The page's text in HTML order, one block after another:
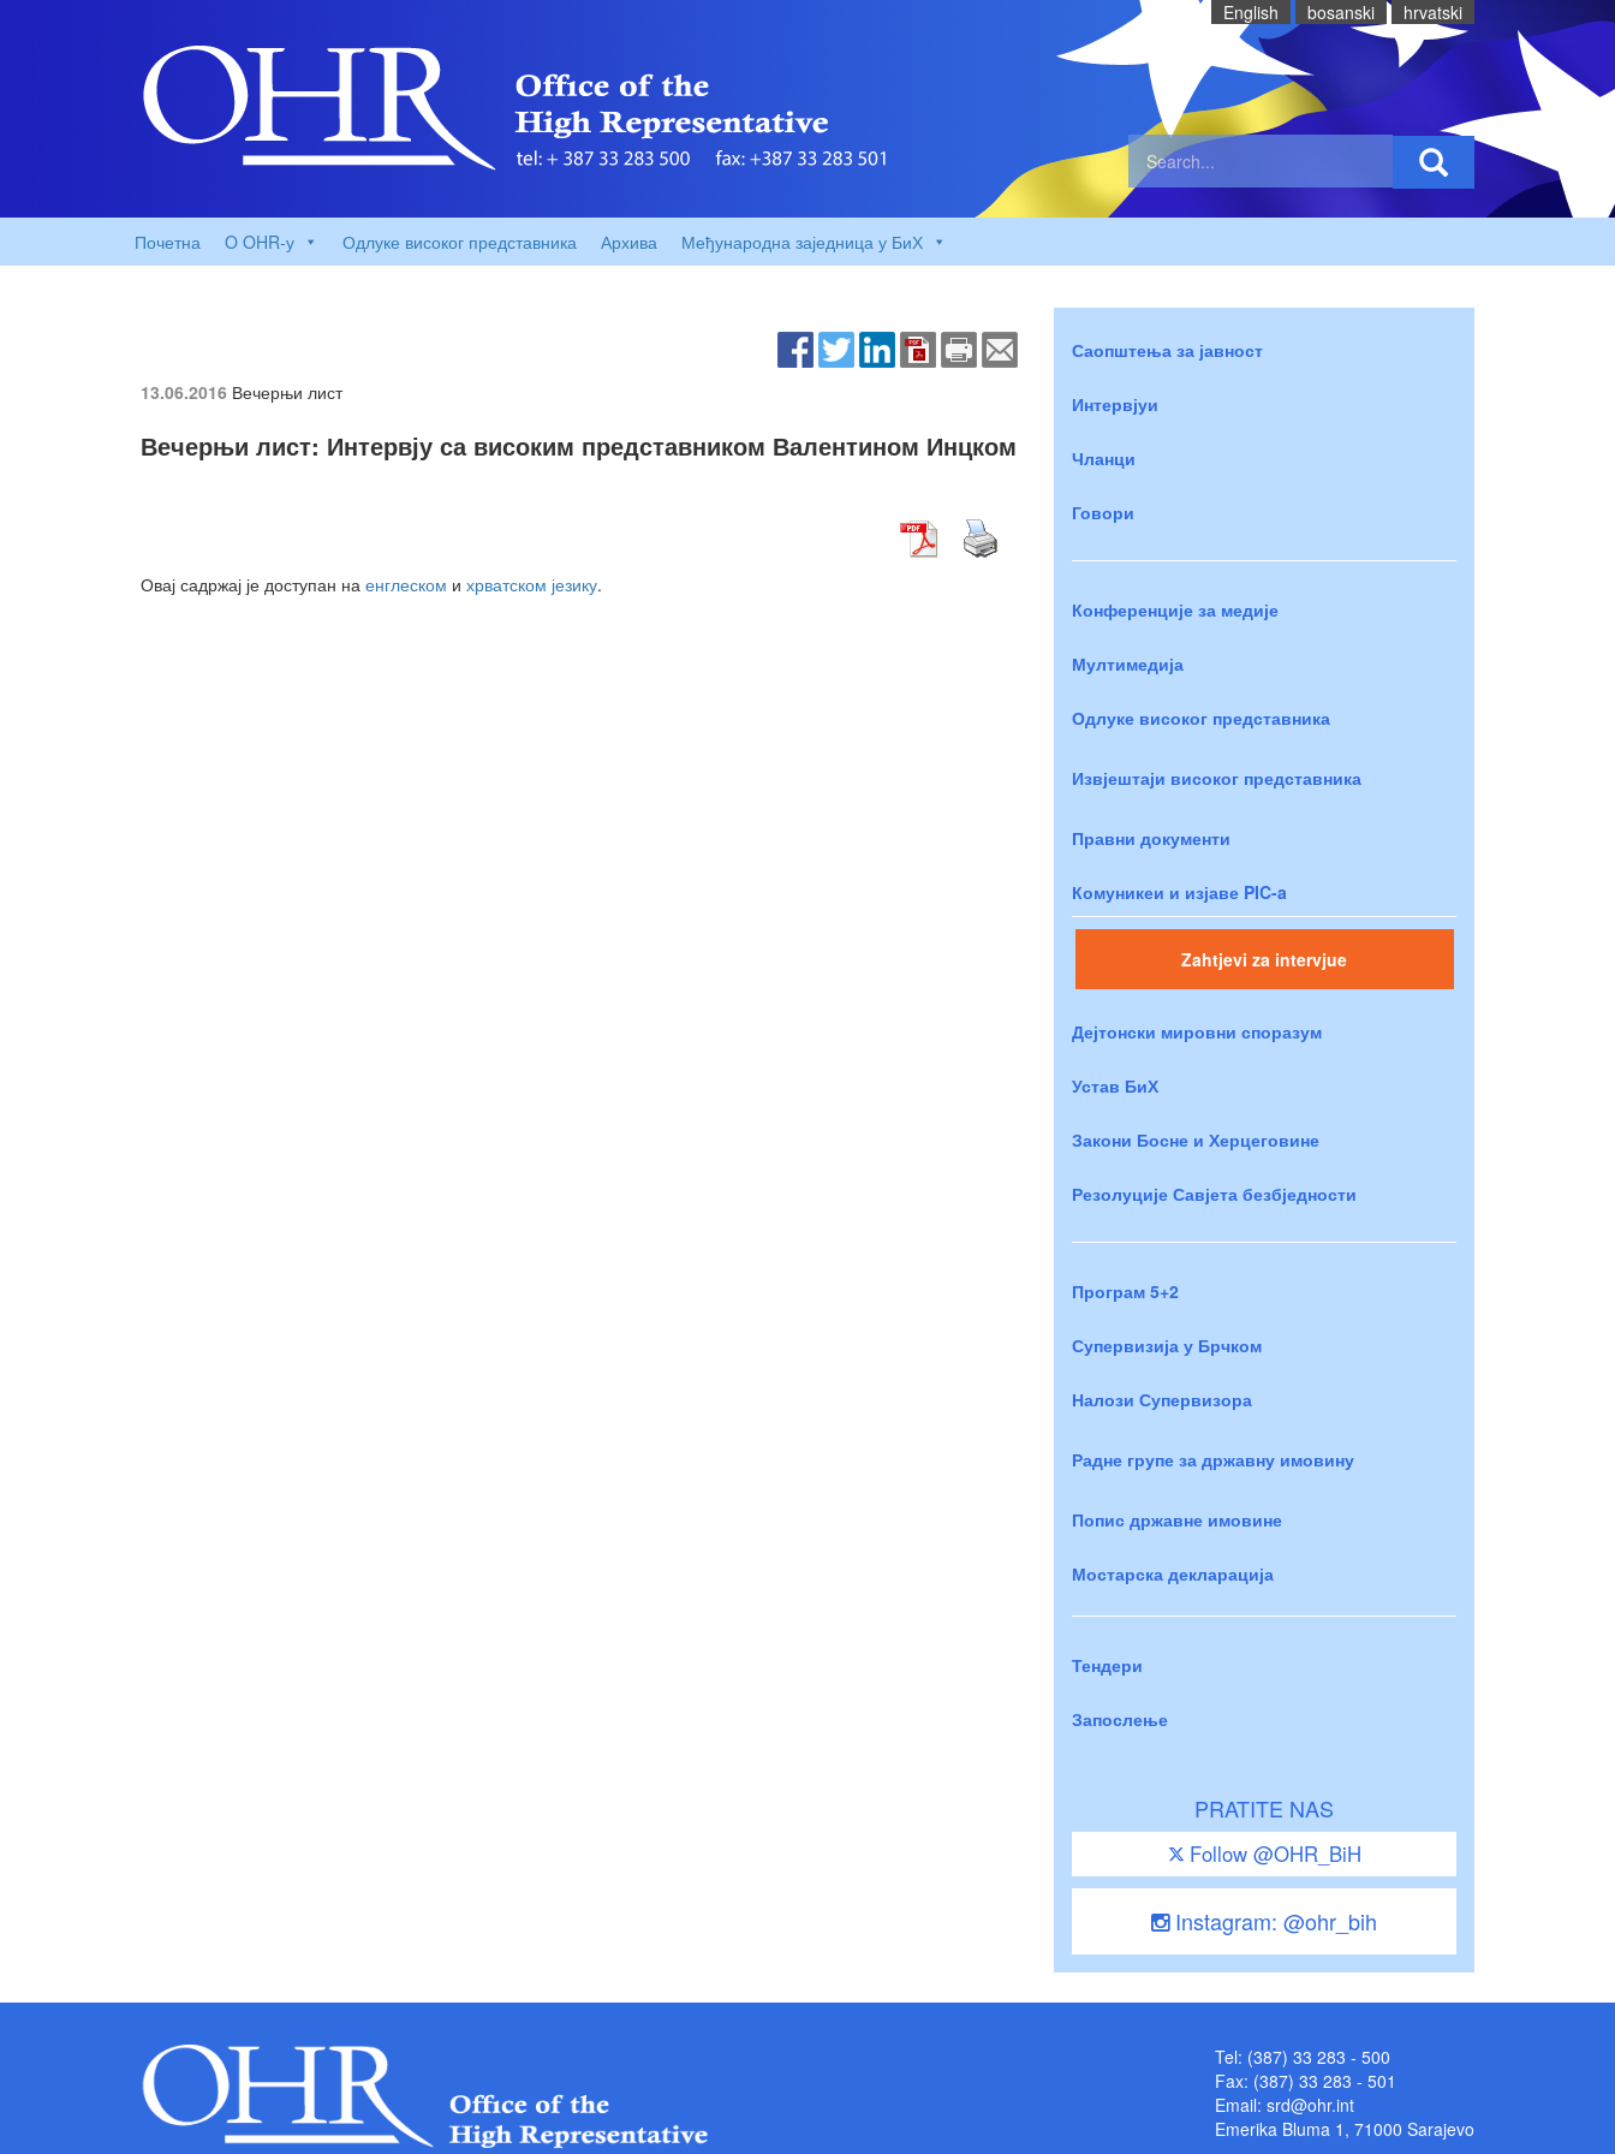
English bosanski hrvatski
Почетна O OHR-у Одлуке високог представника Архива Међународна заједница у БиХ
13.06.2016 Вечерњи лист
Вечерњи лист: Интервју са високим представником Валентином Инцком
Овај садржај је доступан на енглеском и хрватском језику.
Саопштења за јавност
Интервјуи
Чланци
Говори
Конференције за медије
Мултимедија
Одлуке високог представника
Извјештаји високог представника
Правни документи
Комуникеи и изјаве PIC-a
Zahtjevi za intervjue
Дејтонски мировни споразум
Устав БиХ
Закони Босне и Херцеговине
Резолуције Савјета безбједности
Програм 5+2
Супервизија у Брчком
Налози Супервизора
Радне групе за државну имовину
Попис државне имовине
Мостарска декларација
Тендери
Запослење
PRATITE NAS
Follow @OHR_BiH
Instagram: @ohr_bih
Tel: (387) 33 283 - 500
Fax: (387) 33 283 - 501
Email: srd@ohr.int
Emerika Bluma 1, 71000 Sarajevo